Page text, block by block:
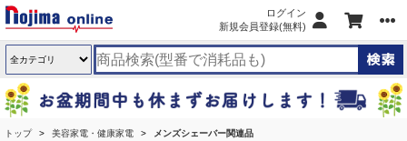
ログイン
新規会員登録(無料)
トップ 美容家電・健康家電 メンズシェーバー関連品